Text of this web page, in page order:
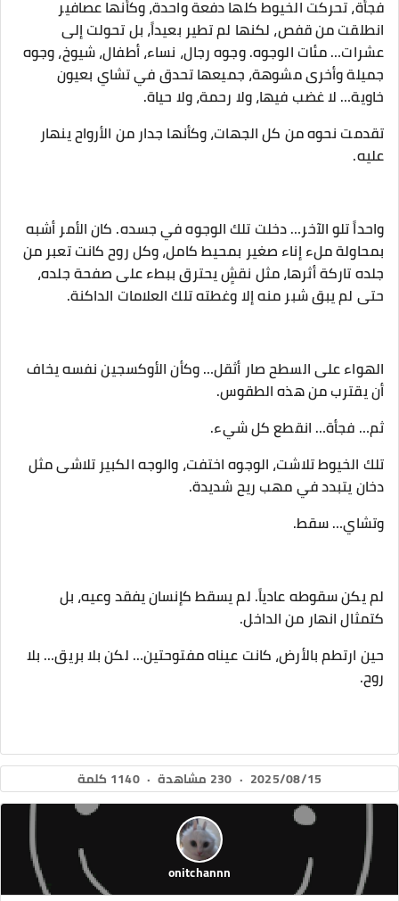
‎فجأة، تحركت الخيوط كلها دفعة واحدة، وكأنها عصافير
انطلقت من قفص، لكنها لم تطير بعيداً، بل تحولت إلى
عشرات… مئات الوجوه. وجوه رجال، نساء، أطفال، شيوخ، وجوه
جميلة وأخرى مشوهة، جميعها تحدق في تشاي بعيون
خاوية… لا غضب فيها، ولا رحمة، ولا حياة.
‎تقدمت نحوه من كل الجهات، وكأنها جدار من الأرواح ينهار
عليه.
‎واحداً تلو الآخر… دخلت تلك الوجوه في جسده. كان الأمر أشبه
بمحاولة ملء إناء صغير بمحيط كامل، وكل روح كانت تعبر من
جلده تاركة أثرها، مثل نقشٍ يحترق ببطء على صفحة جلده،
حتى لم يبق شبر منه إلا وغطته تلك العلامات الداكنة.
‎الهواء على السطح صار أثقل… وكأن الأوكسجين نفسه يخاف
أن يقترب من هذه الطقوس.
‎تلك الخيوط تلاشت، الوجوه اختفت، والوجه الكبير تلاشى مثل
دخان يتبدد في مهب ريح شديدة.
‎لم يكن سقوطه عادياً. لم يسقط كإنسان يفقد وعيه، بل
كتمثال انهار من الداخل.
‎حين ارتطم بالأرض، كانت عيناه مفتوحتين… لكن بلا بريق… بلا
روح.
2025/08/15
· 230 مشاهدة · 1140 كلمة
onitchannn